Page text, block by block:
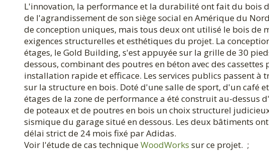
L'innovation, la performance et la durabilité ont fait du bois
de l'agrandissement de son siège social en Amérique du
de conception uniques, mais tous deux ont utilisé le bois de
exigences structurelles et esthétiques du projet. La
étages, le Gold Building, s'est appuyée sur la grille de 30
dessous, combinant des poutres en béton avec des
installation rapide et efficace. Les services publics passent à
sur la structure en bois. Doté d'une salle de sport, d'un café
étages de la zone de performance a été construit au-dessus
de poteaux et de poutres en bois un choix structurel
sismique du garage situé en dessous. Les deux bâtiments
délai strict de 24 mois fixé par Adidas.
Voir l'étude de cas techniqueWoodWorks sur ce projet. ;